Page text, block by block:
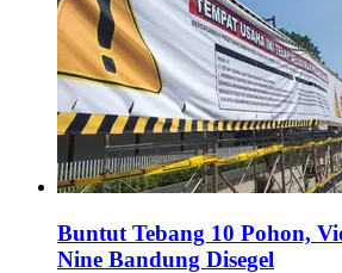
Buntut Tebang 10 Pohon,
Nine Bandung Disegel